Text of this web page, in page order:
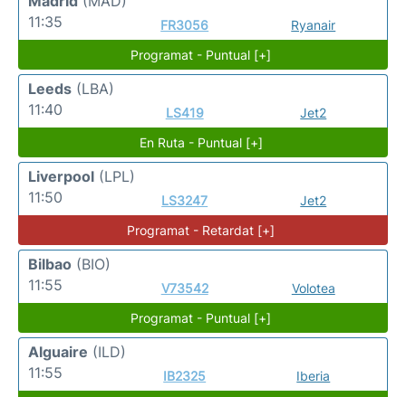
11:35
FR3056
Ryanair
Programat - Puntual [+]
Leeds (LBA)
11:40
LS419
Jet2
En Ruta - Puntual [+]
Liverpool (LPL)
11:50
LS3247
Jet2
Programat - Retardat [+]
Bilbao (BIO)
11:55
V73542
Volotea
Programat - Puntual [+]
Alguaire (ILD)
11:55
IB2325
Iberia